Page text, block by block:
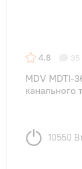
4.8 35
MDV MDTI-
канального
10550